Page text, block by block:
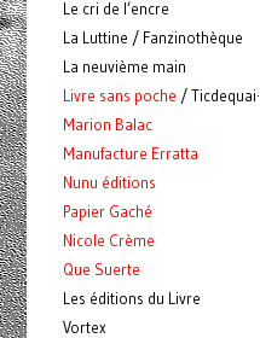
Le cri de l’encre
La Luttine / Fanzinothèque
La neuvième main
Livre sans poche / Ticdequai·
Marion Balac
Manufacture Erratta
Nunu éditions
Papier Gaché
Nicole Crème
Que Suerte
Les éditions du Livre
Vortex